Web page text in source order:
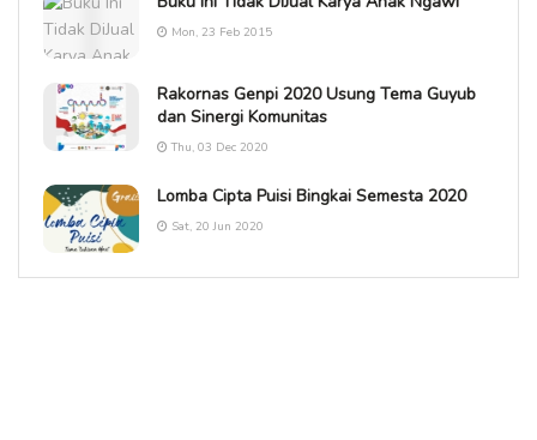
Mon, 23 Feb 2015
Rakornas Genpi 2020 Usung Tema Guyub
dan Sinergi Komunitas
Thu, 03 Dec 2020
Lomba Cipta Puisi Bingkai Semesta 2020
Sat, 20 Jun 2020